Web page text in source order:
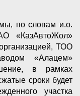
по словам и.о.
«КазАвтоЖол»
ТОО
«Алацем»
в рамках
сроки будет
участка